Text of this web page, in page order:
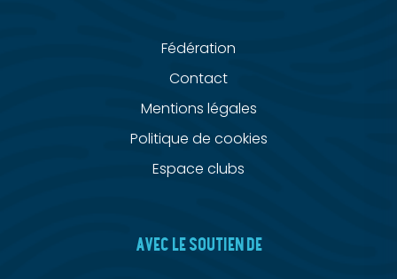
Fédération
Contact
Mentions légales
Politique de cookies
Espace clubs
AVEC LE SOUTIEN DE